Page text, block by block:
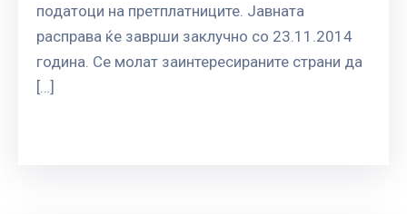
податоци на претплатниците. Јавната
расправа ќе заврши заклучно со 23.11.2014
година. Се молат заинтересираните страни да
[…]